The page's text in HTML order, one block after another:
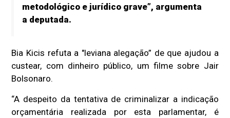
metodológico e jurídico grave”, argumenta
a deputada.
Bia Kicis refuta a "leviana alegação” de que ajudou a
custear, com dinheiro público, um filme sobre Jair
Bolsonaro.
“A despeito da tentativa de criminalizar a indicação
orçamentária realizada por esta parlamentar, é